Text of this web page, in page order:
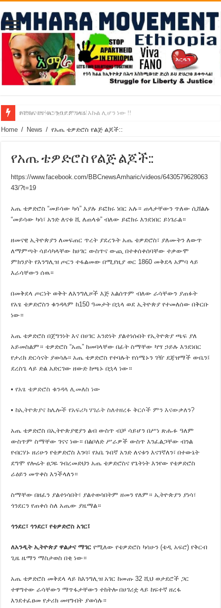
የባንክና የጥቁር ገብያ ምንዛሬ እኩል ሊሆን ነው !!
አሸንፈናል ! እንኳን ደስ አለን!
Home / News / የአጤ ቴዎድሮስ የልጅ ልጆች::
የአጤ ቴዎድሮስ የልጅ ልጆች::
https://www.facebook.com/BBCnewsAmharic/videos/6430579628063
43/?t=19
አጤ ቴዎድሮስ “መይሳው ካሳ” እያሉ ይፎክሩ ነበር አሉ። ጠላታቸውን ጥለው ሲሸልሉ
“መይሳው ካሳ፣ አንድ ለናቱ ሺ ለጠላቱ” ብለው ይፎክሩ እንደነበር ይነገራል።
ዘመናዊ ኢትዮጵያን ለመፍጠር ጥረት ያደረጉት አጤ ቴዎድሮስ፣ ያለሙትን ለውጥ
ለማምጣት ሳይሳካላቸው ከሀገር ውስጥና ውጪ በተቀሰቀሰባቸው ተቃውሞ
ምክንያት የእንግሊዝ ጦርን ተፋልመው በሚያዚያ ወር 1860 መቅደላ አምባ ላይ
እራሳቸውን ሰዉ።
በመቅደላ ጦርነት ወቅት ለእንግሊዞች እጅ አልሰጥም ብለው ራሳቸውን ያጠፉት
የአፄ ቴዎድሮስን ቁንዳላም ከ150 ዓመታት በኋላ ወደ ኢትዮጵያ የተመለሰው በቅርቡ
ነው።
አጤ ቴዎድሮስ በጀግንነት እና በሀገር አንድነት ያልተነሱበት የኢትዮጵያ ጫፍ ያለ
አይመስልም። ቴዎድሮስ “አጤ” ከመባላቸው በፊት ስማቸው ካሣ ኃይሉ እንደነበር
የታሪክ ድርሳናት ያወሳሉ፡፡ አጤ ቴዎድሮስ የተባሉት የሰሜኑን ገዥ ደጃዝማች ውቤን፤
ደረስጌ ላይ ድል አድርገው ዘውድ ከጫኑ በኋላ ነው።
•የአፄ ቴዎድሮስ ቁንዳላ ሊመለስ ነው
• ከኢትዮጵያና ከሌሎች የአፍሪካ ሃገራት ስለተዘረፉ ቅርሶች ምን እናውቃለን?
አጤ ቴዎድሮስ በኢትዮጵያዊያን ልብ ውስጥ ብቻ ሳይሆን በሥነ ጽሑፉ ዓለም
ውስጥም ስማቸው ገናና ነው። በልቦለድ ሥራዎች ውስጥ እንፈልጋቸው ብንል
የብርሃኑ ዘሪሁን የቴዎድሮስ እንባ፣ የአቤ ጉበኛ አንድ ለናቱን እናገኛለን፣ በተውኔት
ደግሞ የሎሬት ፀጋዬ ገብረመድህን አጤ ቴዎድሮስና የጌትነት እንየው የቴዎድሮስ
ራዕይን መጥቀስ እንችላለን።
ስማቸው በዘፈን ያልተነሳበት፣ ያልተወሳበትም ዘመን የለም። ኢትዮጵያን ያነሳ፣
ጎንደርን የጠቀሰ ስለ አጤው ያዜማል።
ጎንደር፣ ጎንደር፣ የቴዎድሮስ አገር፤
ለአንዲት ኢትዮጵያ ዋልታና ማገር የሚለው የቴዎድሮስ ካሳሁን (ቴዲ አፍሮ) የቅርብ
ጊዜ ዜማን ማስታወስ በቂ ነው።
አጤ ቴዎድሮስ መቅደላ ላይ ከእንግሊዝ አገር ከመጡ 32 ሺህ ወታደሮች ጋር
ተዋግተው ራሳቸውን ማጥፋታቸውን ተከትሎ በሀገሪቷ ላይ ከፍተኛ ዘረፋ
እንደተፈፀመ የታሪክ መዛግብት ያወሳሉ።